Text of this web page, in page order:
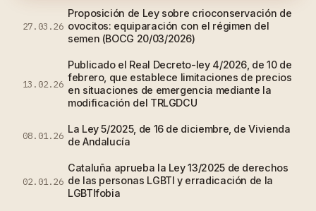
27.03.26
Proposición de Ley sobre crioconservación de
ovocitos: equiparación con el régimen del
semen (BOCG 20/03/2026)
13.02.26
Publicado el Real Decreto-ley 4/2026, de 10 de
febrero, que establece limitaciones de precios
en situaciones de emergencia mediante la
modificación del TRLGDCU
08.01.26
La Ley 5/2025, de 16 de diciembre, de Vivienda
de Andalucía
02.01.26
Cataluña aprueba la Ley 13/2025 de derechos
de las personas LGBTI y erradicación de la
LGBTIfobia